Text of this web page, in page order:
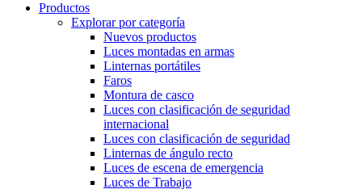
Productos
Explorar por categoría
Nuevos productos
Luces montadas en armas
Linternas portátiles
Faros
Montura de casco
Luces con clasificación de seguridad
internacional
Luces con clasificación de seguridad
Linternas de ángulo recto
Luces de escena de emergencia
Luces de Trabajo